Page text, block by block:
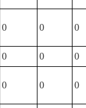
0 0 0
0 0
0
0 0 0